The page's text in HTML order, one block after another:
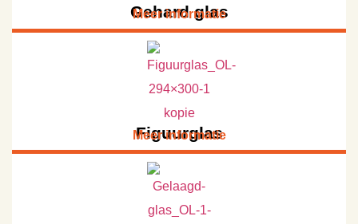
Gehard glas
Meer informatie
Figuurglas
Meer informatie